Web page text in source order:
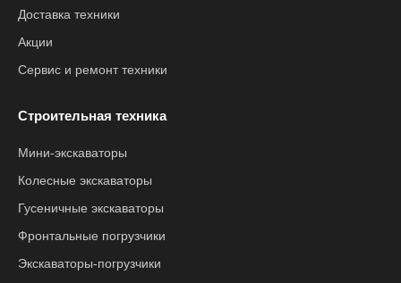
Доставка техники
Акции
Сервис и ремонт техники
Строительная техника
Мини-экскаваторы
Колесные экскаваторы
Гусеничные экскаваторы
Фронтальные погрузчики
Экскаваторы-погрузчики